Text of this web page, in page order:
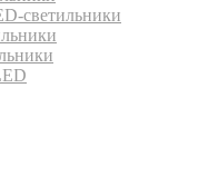
светильники